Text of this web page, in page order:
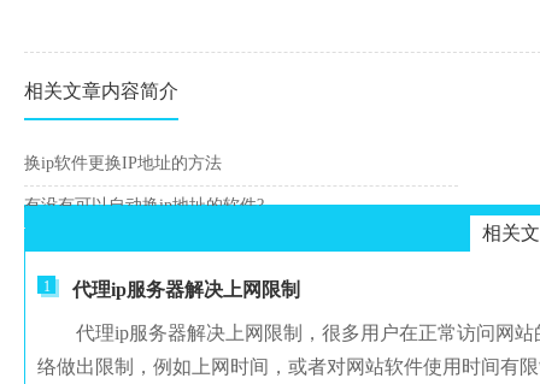
相关文章内容简介
换ip软件更换IP地址的方法
有没有可以自动换ip地址的软件?
相关
1 代理ip服务器解决上网限制
代理ip服务器解决上网限制，很多用户在正常访问网站
络做出限制，例如上网时间，或者对网站软件使用时间